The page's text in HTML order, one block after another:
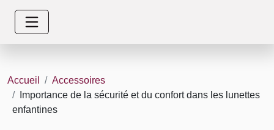
Accueil
Accessoires
Importance de la sécurité et du confort dans les lunettes
enfantines